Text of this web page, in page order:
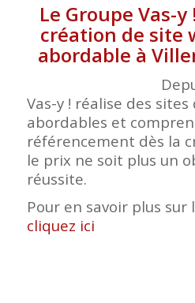
Le Groupe Vas-
création de site
abordable à
Vas-y ! réalise des
abordables et
référencement dès la
le prix ne soit plus un
réussite.
Pour en savoir plus sur
cliquez ici